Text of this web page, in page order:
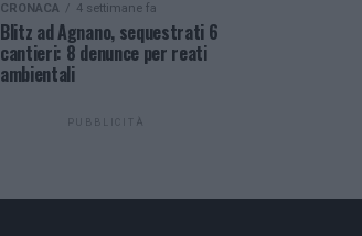
CRONACA 4 settimane fa
Blitz ad Agnano, sequestrati 6
cantieri: 8 denunce per reati
ambientali
PUBBLICITÀ